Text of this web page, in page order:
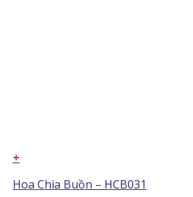
+
Hoa Chia Buồn – HCB031